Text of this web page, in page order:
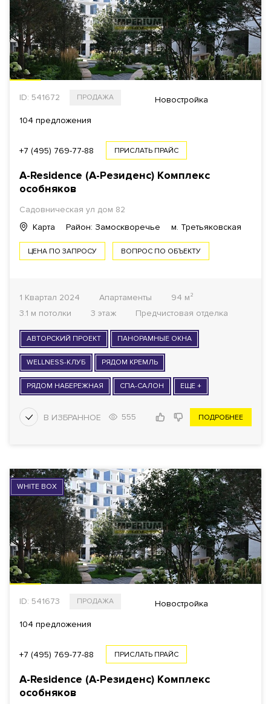
ID: 541672 ПРОДАЖА Новостройка
104 предложения
+7 (495) 769-77-88 ПРИСЛАТЬ ПРАЙС
A-Residence (А-Резиденс) Комплекс
особняков
Садовническая ул дом 82
Карта
Район: Замоскворечье м. Третьяковская
ЦЕНА ПО ЗАПРОСУ ВОПРОС ПО ОБЪЕКТУ
1 Квартал 2024 Апартаменты
94 м²
3.1 м потолки
3 этаж Предчистовая отделка
АВТОРСКИЙ ПРОЕКТ ПАНОРАМНЫЕ ОКНА
WELLNESS-КЛУБ РЯДОМ КРЕМЛЬ
РЯДОМ НАБЕРЕЖНАЯ СПА-САЛОН ЕЩЕ +
555 ПОДРОБНЕЕ
WHITE BOX
ID: 541673 ПРОДАЖА Новостройка
104 предложения
+7 (495) 769-77-88 ПРИСЛАТЬ ПРАЙС
A-Residence (А-Резиденс) Комплекс
особняков